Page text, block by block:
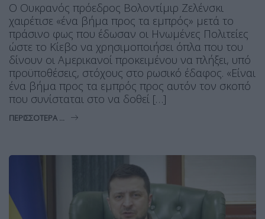
Ο Ουκρανός πρόεδρος Βολοντίμιρ Ζελένσκι
χαιρέτισε «ένα βήμα προς τα εμπρός» μετά το
πράσινο φως που έδωσαν οι Ηνωμένες Πολιτείες
ώστε το Κίεβο να χρησιμοποιήσει όπλα που του
δίνουν οι Αμερικανοί προκειμένου να πλήξει, υπό
προϋποθέσεις, στόχους στο ρωσικό έδαφος. «Είναι
ένα βήμα προς τα εμπρός προς αυτόν τον σκοπό
που συνίσταται στο να δοθεί […]
ΠΕΡΙΣΣΌΤΕΡΑ ...